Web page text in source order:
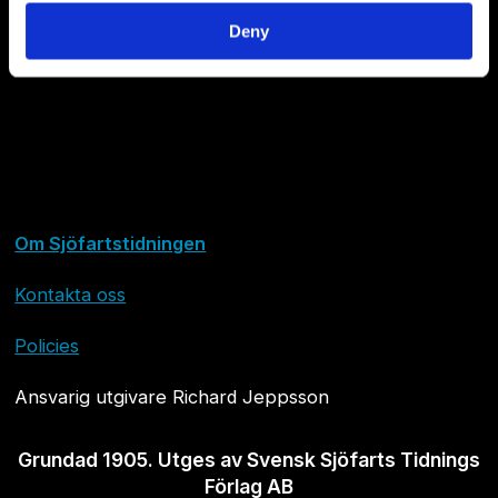
Deny
Om Sjöfartstidningen
Kontakta oss
Policies
Ansvarig utgivare Richard Jeppsson
Grundad 1905. Utges av Svensk Sjöfarts Tidnings
Förlag AB